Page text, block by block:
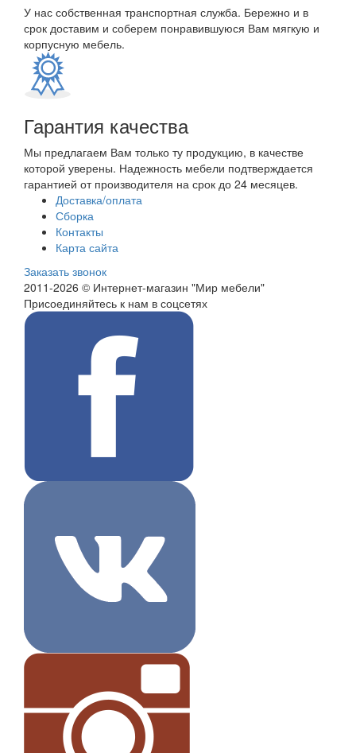
У нас собственная транспортная служба. Бережно и в
срок доставим и соберем понравившуюся Вам мягкую и
корпусную мебель.
Гарантия качества
Мы предлагаем Вам только ту продукцию, в качестве
которой уверены. Надежность мебели подтверждается
гарантией от производителя на срок до 24 месяцев.
Доставка/оплата
Сборка
Контакты
Карта сайта
Заказать звонок
2011-2026 © Интернет-магазин "Мир мебели"
Присоединяйтесь к нам в соцсетях